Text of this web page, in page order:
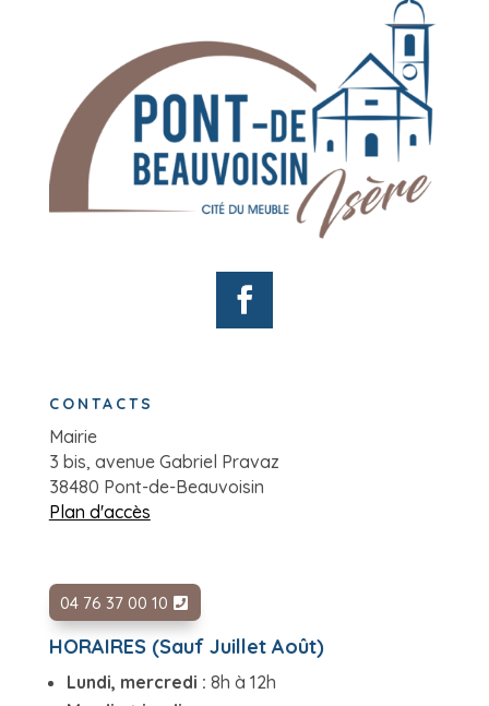
CONTACTS
Mairie
3 bis, avenue Gabriel Pravaz
38480 Pont-de-Beauvoisin
Plan d'accès
04 76 37 00 10
HORAIRES (Sauf Juillet Août)
Lundi, mercredi : 8h à 12h